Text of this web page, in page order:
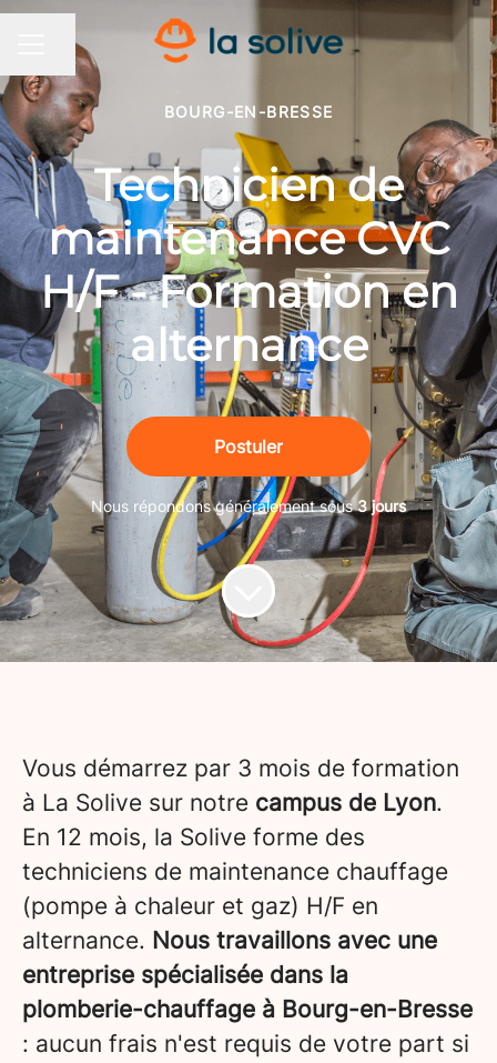
MENU CARRIÈRE
Partager la page
BOURG-EN-BRESSE
Technicien de
maintenance CVC
H/F - Formation en
alternance
Postuler
Nous répondons généralement sous3 jours
Vous démarrez par 3 mois de formation
à La Solive sur notre campus de Lyon.
En 12 mois, la Solive forme des
techniciens de maintenance chauffage
(pompe à chaleur et gaz) H/F en
alternance. Nous travaillons avec une
entreprise spécialisée dans la
plomberie-chauffage à Bourg-en-Bresse
: aucun frais n'est requis de votre part si